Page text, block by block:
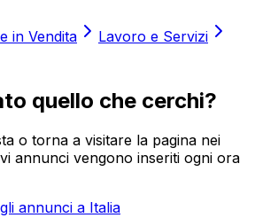
in Vendita
Lavoro e Servizi
quello che cerchi?
o torna a visitare la pagina nei
annunci vengono inseriti ogni ora
annunci a Italia